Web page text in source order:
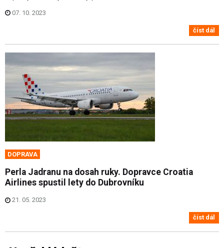
07. 10. 2023
číst dál
DOPRAVA
Perla Jadranu na dosah ruky. Dopravce Croatia
Airlines spustil lety do Dubrovníku
21. 05. 2023
číst dál